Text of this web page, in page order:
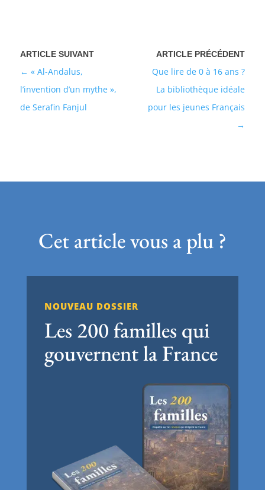
Que lire de 0 à 16 ans ?
La bibliothèque idéale
pour les jeunes Français
« Al-Andalus,
l’invention d’un mythe »,
de Serafin Fanjul
Cet article vous a plu ?
NOUVEAU DOSSIER
Les 200 familles qui
gouvernent la France